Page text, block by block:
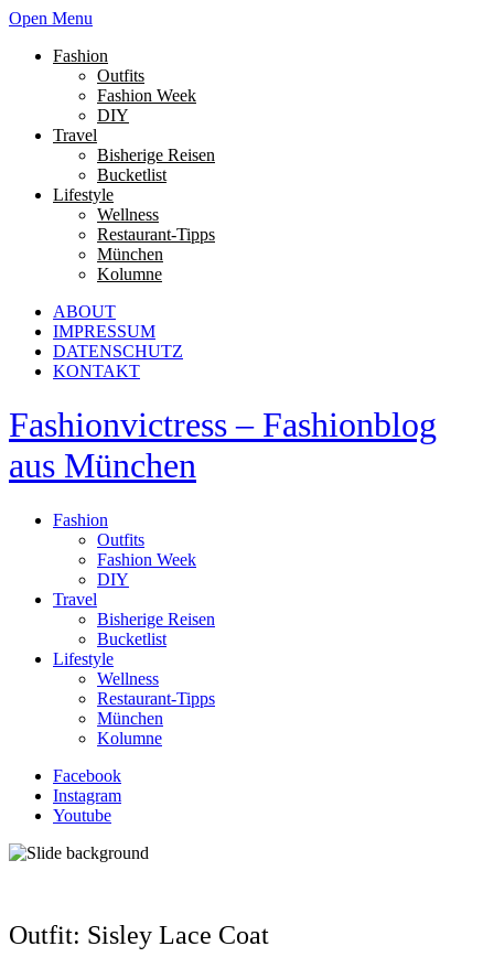
Open Menu
Fashion
Outfits
Fashion Week
DIY
Travel
Bisherige Reisen
Bucketlist
Lifestyle
Wellness
Restaurant-Tipps
München
Kolumne
ABOUT
IMPRESSUM
DATENSCHUTZ
KONTAKT
Fashionvictress – Fashionblog
aus München
Fashion
Outfits
Fashion Week
DIY
Travel
Bisherige Reisen
Bucketlist
Lifestyle
Wellness
Restaurant-Tipps
München
Kolumne
Facebook
Instagram
Youtube
Outfit: Sisley Lace Coat